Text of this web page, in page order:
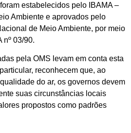
estabelecidos pelo IBAMA –
Ambiente e aprovados pelo
de Meio Ambiente, por meio
nº 03/90.
pela OMS levam em conta esta
reconhecem que, ao
do ar, os governos devem
suas circunstâncias locais
propostos como padrões